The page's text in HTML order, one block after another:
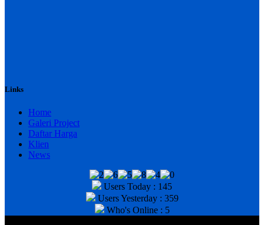
Links
Home
Galeri Project
Daftar Harga
Klien
News
Users Today : 145
Users Yesterday : 359
Who's Online : 5